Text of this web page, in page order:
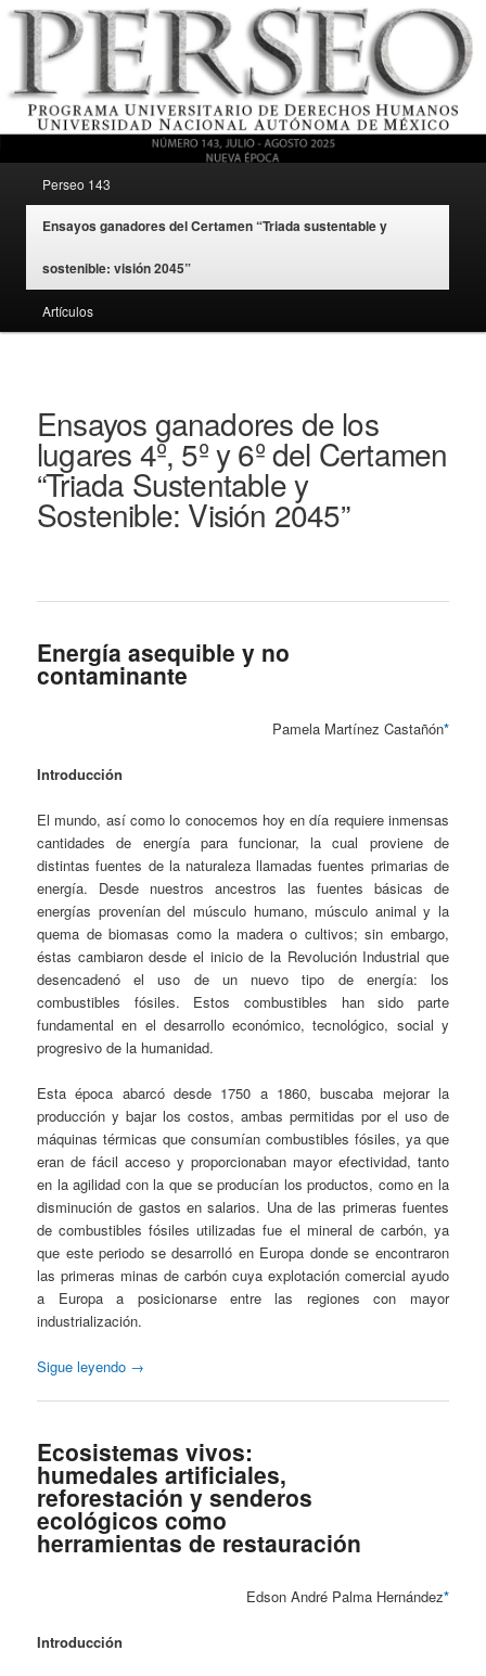
Perseo – PUDH UNAM
Ir al contenido secundario
Perseo 143
Ensayos ganadores del Certamen “Triada sustentable y
sostenible: visión 2045”
Artículos
Ensayos ganadores de los
lugares 4º, 5º y 6º del Certamen
“Triada Sustentable y
Sostenible: Visión 2045”
Energía asequible y no
contaminante
Pamela Martínez Castañón*
Introducción
El mundo, así como lo conocemos hoy en día requiere inmensas
cantidades de energía para funcionar, la cual proviene de
distintas fuentes de la naturaleza llamadas fuentes primarias de
energía. Desde nuestros ancestros las fuentes básicas de
energías provenían del músculo humano, músculo animal y la
quema de biomasas como la madera o cultivos; sin embargo,
éstas cambiaron desde el inicio de la Revolución Industrial que
desencadenó el uso de un nuevo tipo de energía: los
combustibles fósiles. Estos combustibles han sido parte
fundamental en el desarrollo económico, tecnológico, social y
progresivo de la humanidad.
Esta época abarcó desde 1750 a 1860, buscaba mejorar la
producción y bajar los costos, ambas permitidas por el uso de
máquinas térmicas que consumían combustibles fósiles, ya que
eran de fácil acceso y proporcionaban mayor efectividad, tanto
en la agilidad con la que se producían los productos, como en la
disminución de gastos en salarios. Una de las primeras fuentes
de combustibles fósiles utilizadas fue el mineral de carbón, ya
que este periodo se desarrolló en Europa donde se encontraron
las primeras minas de carbón cuya explotación comercial ayudo
a Europa a posicionarse entre las regiones con mayor
industrialización.
Sigue leyendo →
Ecosistemas vivos:
humedales artificiales,
reforestación y senderos
ecológicos como
herramientas de restauración
Edson André Palma Hernández*
Introducción